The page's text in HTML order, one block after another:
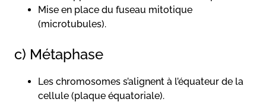
Mise en place du fuseau mitotique
(microtubules).
c) Métaphase
Les chromosomes s’alignent à l’équateur de la
cellule (plaque équatoriale).